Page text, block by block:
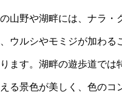
山野や湖畔には、ナラ・
ウルシやモミジが加わる
ます。湖畔の遊歩道では
る景色が美しく、色のコ